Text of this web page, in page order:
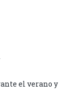
el verano y